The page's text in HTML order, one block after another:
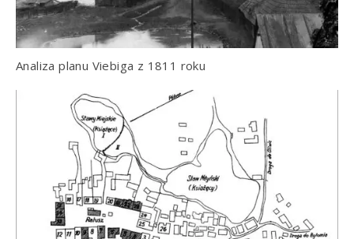
Analiza planu Viebiga z 1811 roku